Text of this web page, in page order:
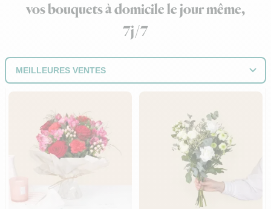
vos bouquets à domicile le jour même,
7j/7